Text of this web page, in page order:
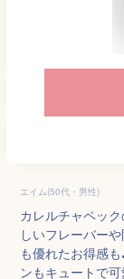
エイム(50代・男性)
カレルチャペッ
しいフレーバー
も優れたお得感
ンもキュートで